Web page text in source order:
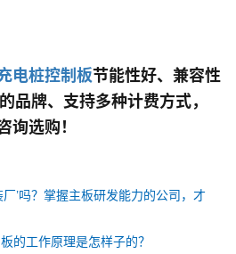
电桩控制板节能性好、兼容性
品牌、支持多种计费方式，
询选购！
厂’吗？掌握主板研发能力的公司，才
的工作原理是怎样子的？